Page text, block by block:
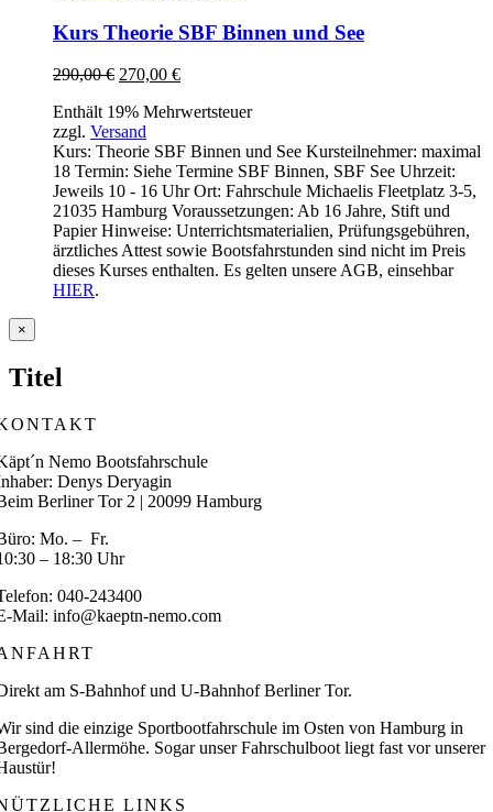
Kurs Theorie SBF Binnen und See
290,00€ Ursprünglicher
war:
290,00 €
270,00 €Aktueller
ist:
Enthält 19% Mehrwertsteuer
zzgl. Versand
Kurs: Theorie SBF Binnen und See Kursteilnehmer: maximal
18 Termin: Siehe Termine SBF Binnen, SBF See Uhrzeit:
Jeweils 10 - 16 Uhr Ort: Fahrschule Michaelis Fleetplatz 3-5,
21035 Hamburg Voraussetzungen: Ab 16 Jahre, Stift und
Papier Hinweise: Unterrichtsmaterialien, Prüfungsgebühren,
ärztliches Attest sowie Bootsfahrstunden sind nicht im Preis
dieses Kurses enthalten. Es gelten unsere AGB, einsehbar
HIER.
Close
product
view
×
Titel
Nemo Bootsfahrschule
Denys Deryagin
Berliner Tor 2 | 20099 Hamburg
Mo. – Fr.
– 18:30 Uhr
040-243400
Mail: info@kaeptn-nemo.com
am S-Bahnhof und U-Bahnhof Berliner Tor.
sind die einzige Sportbootfahrschule im Osten von Hamburg in
Allermöhe. Sogar unser Fahrschulboot liegt fast vor unserer
LINKS